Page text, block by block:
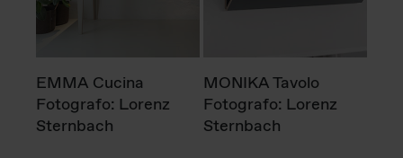
EMMA Cucina
Fotografo: Lorenz
Sternbach
MONIKA Tavolo
Fotografo: Lorenz
Sternbach